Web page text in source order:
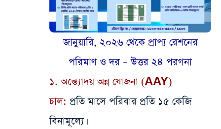
জানুয়ারি, ২০২৬ থেকে প্রাপ্য রেশনের
পরিমাণ ও দর – উত্তর ২৪ পরগনা
১. অন্ত্যোদয় অন্ন যোজনা (AAY)
​চাল: প্রতি মাসে পরিবার প্রতি ১৫ কেজি
বিনামূল্যে।